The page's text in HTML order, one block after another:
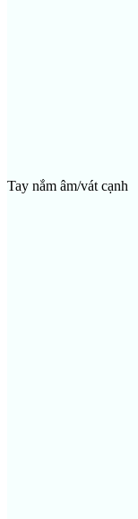
Tay nắm âm/vát cạnh